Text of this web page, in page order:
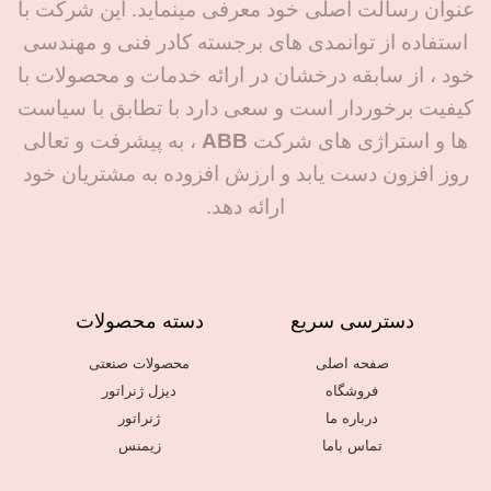
رسمی زیمنس و نمایندگی
دبی و آلمان، تضمین اصالت
و تامین سریع را ارائه
می‌دهد.
به‌صورت دقیق و مهندسی
تأمین می‌کند. کلیه محصولات
ارائه‌شده با مشخصات فنی
شفاف، اصالت برند و قابلیت
رهگیری تأمین می‌شوند تا
ریسک انتخاب در پروژه‌های
حساس به حداقل برسد.
عنوان رسالت اصلی خود معرفی مینماید. این شرکت با
استفاده از توانمدی های برجسته کادر فنی و مهندسی
خود ، از سابقه درخشان در ارائه خدمات و محصولات با
کیفیت برخوردار است و سعی دارد با تطابق با سیاست
ها و استراژی های شرکت ABB ، به پیشرفت و تعالی
روز افزون دست یابد و ارزش افزوده به مشتریان خود
ارائه دهد.
دسترسی سریع
صفحه اصلی
فروشگاه
درباره ما
تماس باما
دسته محصولات
محصولات صنعتی
دیزل ژنراتور
ژنراتور
زیمنس